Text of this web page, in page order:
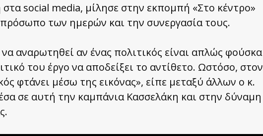
social media, μίλησε στην εκπομπή «Στο κέντρο»
των ημερών και την συνεργασία τους.
αναρωτηθεί αν ένας πολιτικός είναι απλώς φούσκα
του έργο να αποδείξει το αντίθετο. Ωστόσο, στον
φτάνει μέσω της εικόνας», είπε μεταξύ άλλων ο κ.
σε αυτή την καμπάνια Κασσελάκη και στην δύναμη